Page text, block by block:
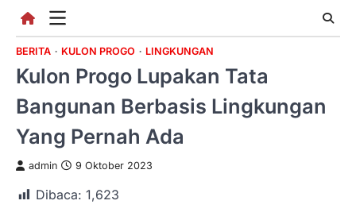
content
BERITA KULON PROGO LINGKUNGAN
Kulon Progo Lupakan Tata
Bangunan Berbasis Lingkungan
Yang Pernah Ada
admin 9 Oktober 2023
Dibaca: 1,623